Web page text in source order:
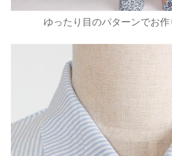
ゆったり目のパターンでお作